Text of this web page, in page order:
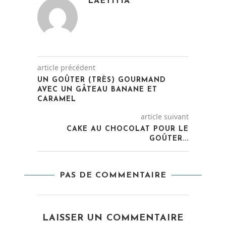
article précédent
UN GOÛTER (TRÈS) GOURMAND
AVEC UN GÂTEAU BANANE ET
CARAMEL
article suivant
CAKE AU CHOCOLAT POUR LE
GOÛTER...
PAS DE COMMENTAIRE
LAISSER UN COMMENTAIRE